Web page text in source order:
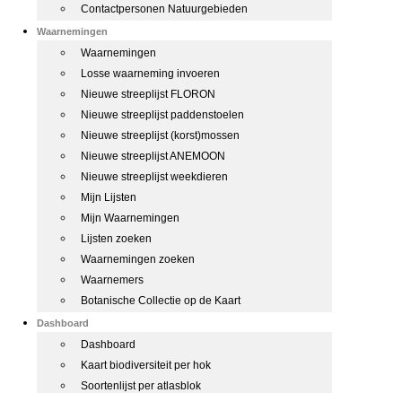
Contactpersonen Natuurgebieden
Waarnemingen
Waarnemingen
Losse waarneming invoeren
Nieuwe streeplijst FLORON
Nieuwe streeplijst paddenstoelen
Nieuwe streeplijst (korst)mossen
Nieuwe streeplijst ANEMOON
Nieuwe streeplijst weekdieren
Mijn Lijsten
Mijn Waarnemingen
Lijsten zoeken
Waarnemingen zoeken
Waarnemers
Botanische Collectie op de Kaart
Dashboard
Dashboard
Kaart biodiversiteit per hok
Soortenlijst per atlasblok